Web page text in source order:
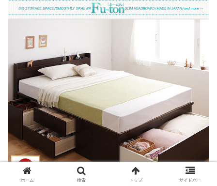
ホーム 検索 トップ サイドバー